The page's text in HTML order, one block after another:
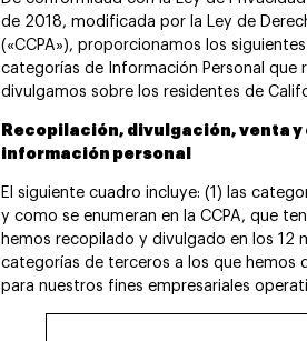
de 2018, modificada por la Ley de
(«CCPA»), proporcionamos los
categorías de Información Personal que
divulgamos sobre los residentes de
Recopilación, divulgación, venta
información personal
El siguiente cuadro incluye: (1) las
y como se enumeran en la CCPA, que
hemos recopilado y divulgado en los 12
categorías de terceros a los que hemos
para nuestros fines empresariales